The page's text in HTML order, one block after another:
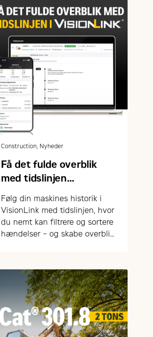
Construction, Nyheder
Få det fulde overblik
med tidslinjen
Følg din maskines historik i
VisionLink med tidslinjen, hvor
du nemt kan filtrere og sortere
hændelser – og skabe overblik